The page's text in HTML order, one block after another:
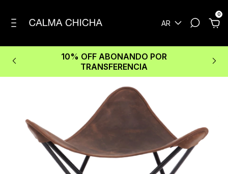
AR
0
10% OFF ABONANDO POR
TRANSFERENCIA